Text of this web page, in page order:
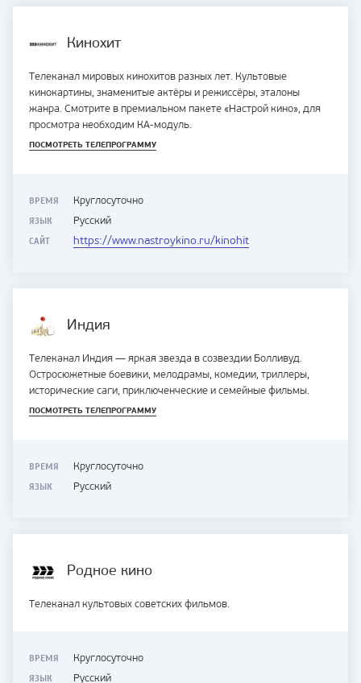
Кинохит
Телеканал мировых кинохитов разных лет. Культовые
кинокартины, знаменитые актёры и режиссёры, эталоны
жанра. Смотрите в премиальном пакете «Настрой кино», для
просмотра необходим КА-модуль.
ПОСМОТРЕТЬ ТЕЛЕПРОГРАММУ
ВРЕМЯ Круглосуточно
ЯЗЫК Русский
САЙТ https://www.nastroykino.ru/kinohit
Индия
Телеканал Индия — яркая звезда в созвездии Болливуд.
Остросюжетные боевики, мелодрамы, комедии, триллеры,
исторические саги, приключенческие и семейные фильмы.
ПОСМОТРЕТЬ ТЕЛЕПРОГРАММУ
ВРЕМЯ Круглосуточно
ЯЗЫК Русский
Родное кино
Телеканал культовых советских фильмов.
ВРЕМЯ Круглосуточно
ЯЗЫК Русский